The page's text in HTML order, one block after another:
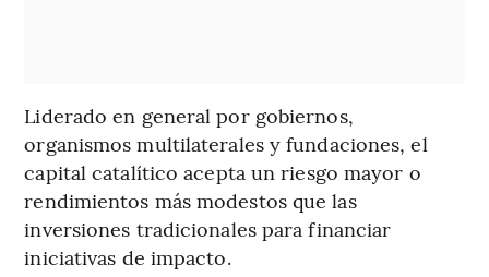
Liderado en general por gobiernos,
organismos multilaterales y fundaciones, el
capital catalítico acepta un riesgo mayor o
rendimientos más modestos que las
inversiones tradicionales para financiar
iniciativas de impacto.